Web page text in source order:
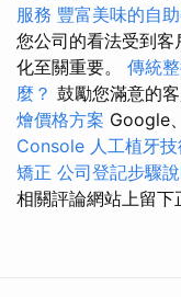
服務 豐富美味的自
您公司的看法受到
化至關重要。 傳統
麼？ 鼓勵您滿意的
燴價格方案 Google
Console 人工植牙
矯正 公司登記步驟
相關評論網站上留下